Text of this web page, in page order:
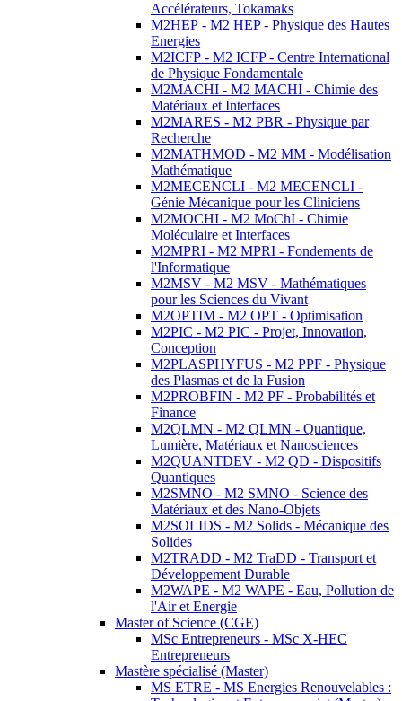
Accélérateurs, Tokamaks
M2HEP - M2 HEP - Physique des Hautes
Energies
M2ICFP - M2 ICFP - Centre International
de Physique Fondamentale
M2MACHI - M2 MACHI - Chimie des
Matériaux et Interfaces
M2MARES - M2 PBR - Physique par
Recherche
M2MATHMOD - M2 MM - Modélisation
Mathématique
M2MECENCLI - M2 MECENCLI -
Génie Mécanique pour les Cliniciens
M2MOCHI - M2 MoChI - Chimie
Moléculaire et Interfaces
M2MPRI - M2 MPRI - Fondements de
l'Informatique
M2MSV - M2 MSV - Mathématiques
pour les Sciences du Vivant
M2OPTIM - M2 OPT - Optimisation
M2PIC - M2 PIC - Projet, Innovation,
Conception
M2PLASPHYFUS - M2 PPF - Physique
des Plasmas et de la Fusion
M2PROBFIN - M2 PF - Probabilités et
Finance
M2QLMN - M2 QLMN - Quantique,
Lumière, Matériaux et Nanosciences
M2QUANTDEV - M2 QD - Dispositifs
Quantiques
M2SMNO - M2 SMNO - Science des
Matériaux et des Nano-Objets
M2SOLIDS - M2 Solids - Mécanique des
Solides
M2TRADD - M2 TraDD - Transport et
Développement Durable
M2WAPE - M2 WAPE - Eau, Pollution de
l'Air et Energie
Master of Science (CGE)
MSc Entrepreneurs - MSc X-HEC
Entrepreneurs
Mastère spécialisé (Master)
MS ETRE - MS Energies Renouvelables :